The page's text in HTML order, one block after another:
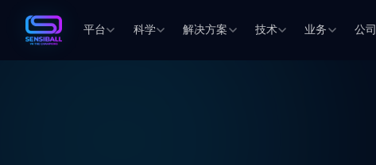
平台 科学 解决方案 技术 业务 公司